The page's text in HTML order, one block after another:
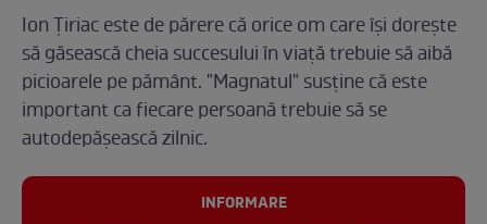
Ion Țiriac este de părere că orice om care își dorește
să găsească cheia succesului în viață trebuie să aibă
picioarele pe pământ. "Magnatul" susține că este
important ca fiecare persoană trebuie să se
autodepășească zilnic.
INFORMARE